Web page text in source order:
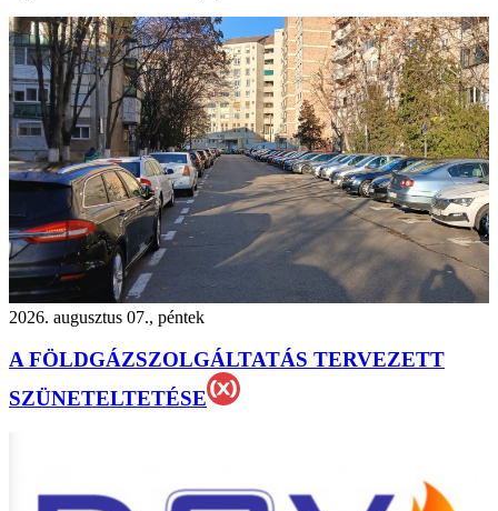
2026. augusztus 07., péntek
A FÖLDGÁZSZOLGÁLTATÁS TERVEZETT
SZÜNETELTETÉSE